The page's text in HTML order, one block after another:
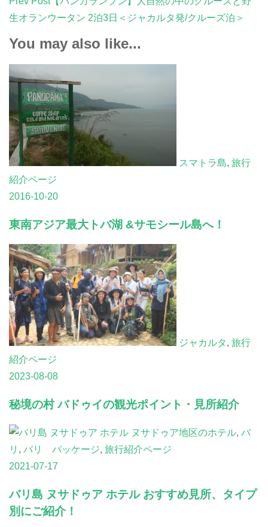
Navigation
生オランウータン 2泊3日＜ジャカルタ発/クルーズ泊＞
You may also like...
スマトラ島, 旅行
紹介ページ
2016-10-20
東南アジア最大トバ湖 &サモシール島へ！
ジャカルタ, 旅行
紹介ページ
2023-08-08
秘境の村 バドゥイの観光ポイント・見所紹介
ヌサドゥア地区のホテル, バ
リ , バリ パッケージ, 旅行紹介ページ
2021-07-17
バリ島 ヌサドゥア ホテル おすすめ見所、タイプ
別にご紹介！